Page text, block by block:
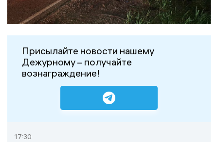
Присылайте новости нашему
Дежурному – получайте
вознаграждение!
17:30